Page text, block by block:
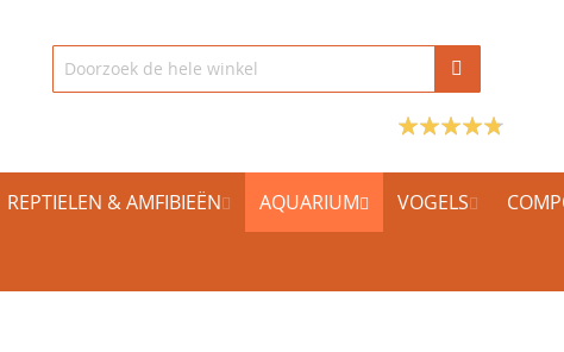
REPTIELEN & AMFIBIEËN AQUARIUM VOGELS